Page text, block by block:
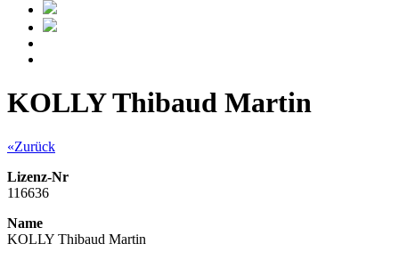
KOLLY Thibaud Martin
«Zurück
Lizenz-Nr
116636
Name
KOLLY Thibaud Martin